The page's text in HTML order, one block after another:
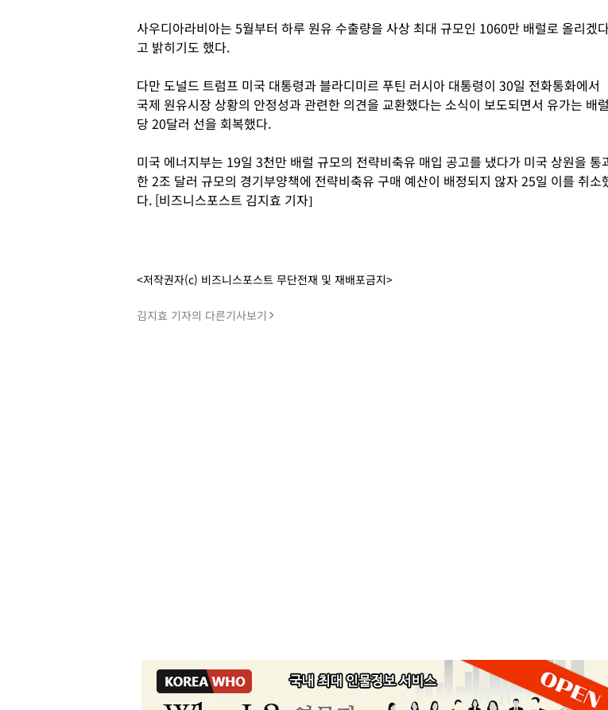
사우디아라비아는 5월부터 하루 원유 수출량을 사상 최대 규모인 1060만 배럴로 올리겠
고 밝히기도 했다.
다만 도널드 트럼프 미국 대통령과 블라디미르 푸틴 러시아 대통령이 30일 전화통화에서
국제 원유시장 상황의 안정성과 관련한 의견을 교환했다는 소식이 보도되면서 유가는 배럴
당 20달러 선을 회복했다.
미국 에너지부는 19일 3천만 배럴 규모의 전략비축유 매입 공고를 냈다가 미국 상원을 통
한 2조 달러 규모의 경기부양책에 전략비축유 구매 예산이 배정되지 않자 25일 이를 취소
다. [비즈니스포스트 김지효 기자]
<저작권자(c) 비즈니스포스트 무단전재 및 재배포금지>
김지효 기자의 다른기사보기